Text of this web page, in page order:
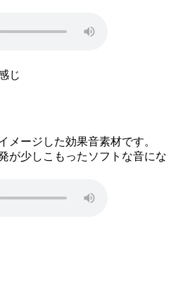
じ
メージした効果音素材です。
が少しこもったソフトな音にな